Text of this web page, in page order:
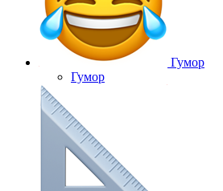
Гумор
Гумор